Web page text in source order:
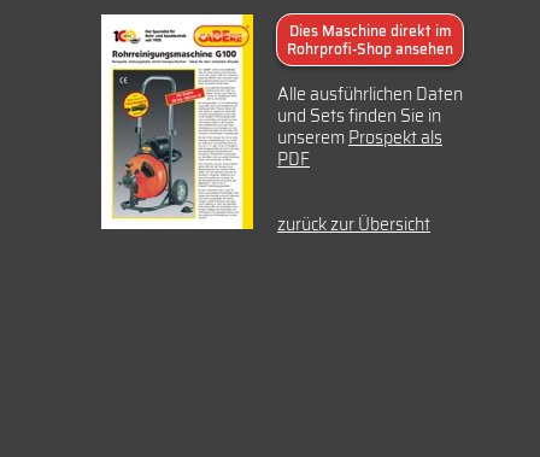
Dies Maschine direkt im
Rohrprofi-Shop ansehen
Alle ausführlichen Daten
und Sets finden Sie in
unserem Prospekt als
PDF
zurück zur Übersicht